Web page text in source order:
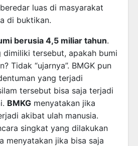
luas di masyarakat
di buktikan.
berusia 4,5 miliar tahun.
dimiliki tersebut, apakah bumi
Tidak “ujarnya”. BMGK pun
yang terjadi
tersebut bisa saja terjadi
BMKG menyatakan jika
akibat ulah manusia.
singkat yang dilakukan
menyatakan jika bisa saja